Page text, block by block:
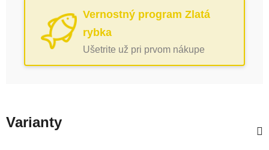
Vernostný program Zlatá
rybka
Ušetrite už pri prvom nákupe
Varianty